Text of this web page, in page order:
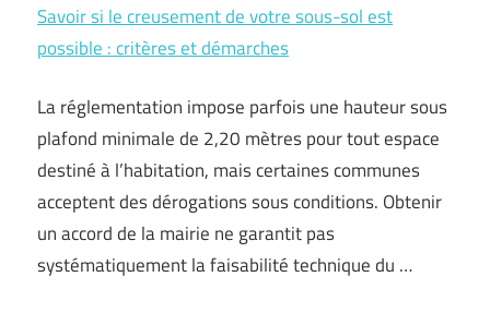
Savoir si le creusement de votre sous-sol est
possible : critères et démarches
La réglementation impose parfois une hauteur sous
plafond minimale de 2,20 mètres pour tout espace
destiné à l’habitation, mais certaines communes
acceptent des dérogations sous conditions. Obtenir
un accord de la mairie ne garantit pas
systématiquement la faisabilité technique du …